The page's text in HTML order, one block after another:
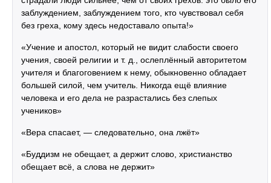
заблуждением, заблуждением того, кто чувствовал себя
без греха, кому здесь недоставало опыта!»
«Учение и апостол, который не видит слабости своего
учения, своей религии и т. д., ослеплённый авторитетом
учителя и благоговением к нему, обыкновенно обладает
большей силой, чем учитель. Никогда ещё влияние
человека и его дела не разрастались без слепых
учеников»
«Вера спасает, — следовательно, она лжёт»
«Буддизм не обещает, а держит слово, христианство
обещает всё, а слова не держит»